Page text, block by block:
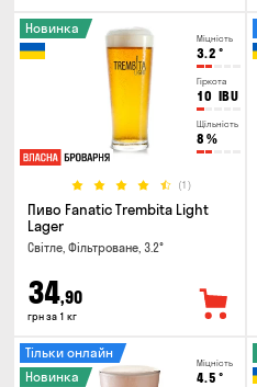
Міцність
3.2 °
Гіркота
10 IBU
Щільність
8 %
(1)
Новинка
Пиво Fanatic Trembita Light
Lager
Світле, Фільтроване, 3.2°
34,90
грн за 1 кг
Міцність
4.5 °
Тільки онлайн
Новинка